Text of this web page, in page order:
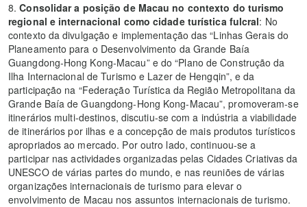
8.Consolidar a posição de Macau no contexto do turismo
regional e internacional como cidade turística fulcral: No
contexto da divulgação e implementação das “Linhas Gerais do
Planeamento para o Desenvolvimento da Grande Baía
Guangdong-Hong Kong-Macau” e do “Plano de Construção da
Ilha Internacional de Turismo e Lazer de Hengqin”, e da
participação na “Federação Turística da Região Metropolitana da
Grande Baía de Guangdong-Hong Kong-Macau”, promoveram-se
itinerários multi-destinos, discutiu-se com a indústria a viabilidade
de itinerários por ilhas e a concepção de mais produtos turísticos
apropriados ao mercado. Por outro lado, continuou-se a
participar nas actividades organizadas pelas Cidades Criativas da
UNESCO de várias partes do mundo, e nas reuniões de várias
organizações internacionais de turismo para elevar o
envolvimento de Macau nos assuntos internacionais de turismo.